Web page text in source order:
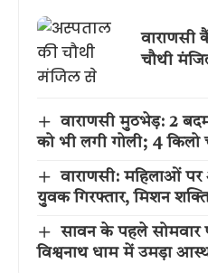
वाराणसी
चौथी
वाराणसी मुठभेड़: 2
को भी लगी गोली; 4 किलो
वाराणसी: महिलाओं पर
युवक गिरफ्तार, मिशन
सावन के पहले सोमवार
विश्वनाथ धाम में उमड़ा